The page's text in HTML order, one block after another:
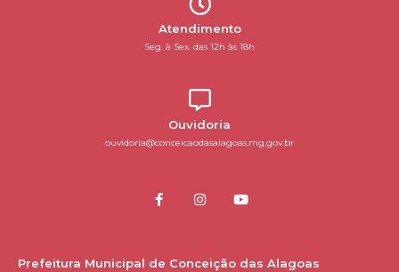
Atendimento
Seg. à Sex. das 12h às 18h
Ouvidoria
ouvidoria@conceicaodasalagoas.mg.gov.br
Prefeitura Municipal de Conceição das Alagoas